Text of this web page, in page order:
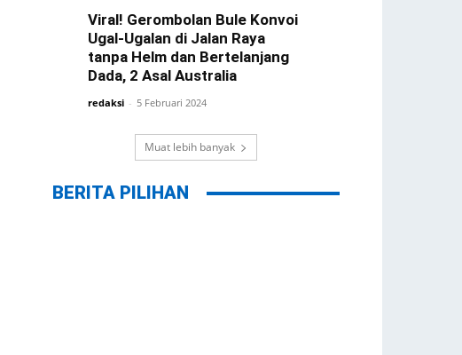
redaksi - 12 Februari 2024
Viral! Gerombolan Bule Konvoi
Ugal-Ugalan di Jalan Raya
tanpa Helm dan Bertelanjang
Dada, 2 Asal Australia
redaksi - 5 Februari 2024
Muat lebih banyak
BERITA PILIHAN